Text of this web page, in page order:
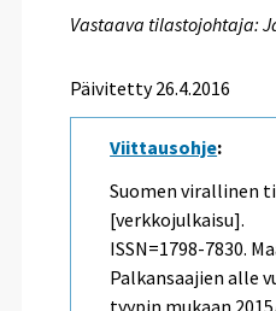
Vastaava tilastojohtaja:
Päivitetty 26.4.2016
Viittausohje:
Suomen virallinen
[verkkojulkaisu].
ISSN=1798-7830.
Palkansaajien alle